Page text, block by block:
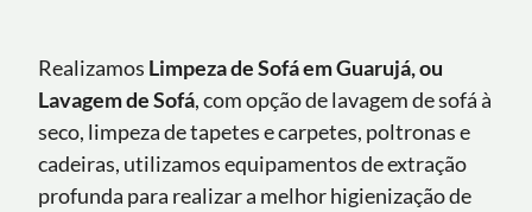
Realizamos Limpeza de Sofá em Guarujá, ou
Lavagem de Sofá, com opção de lavagem de sofá à
seco, limpeza de tapetes e carpetes, poltronas e
cadeiras, utilizamos equipamentos de extração
profunda para realizar a melhor higienização de